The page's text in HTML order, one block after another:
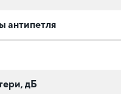
антипетля
дБ